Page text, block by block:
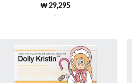
5 중에서
로 평
₩29,295
Add to
Wishlist